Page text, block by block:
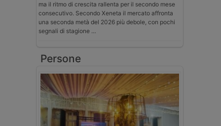
ma il ritmo di crescita rallenta per il secondo mese
consecutivo. Secondo Xeneta il mercato affronta
una seconda metà del 2026 più debole, con pochi
segnali di stagione …
Persone